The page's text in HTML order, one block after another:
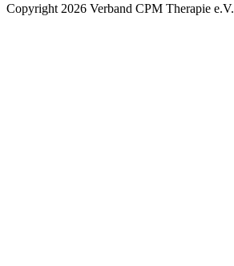
Copyright 2026 Verband CPM Therapie e.V.